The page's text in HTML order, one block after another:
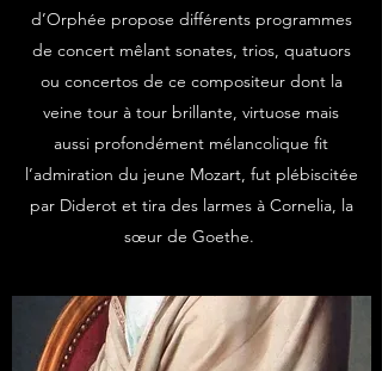
d’Orphée propose différents programmes
de concert mêlant sonates, trios, quatuors
ou concertos de ce compositeur dont la
veine tour à tour brillante, virtuose mais
aussi profondément mélancolique fit
l’admiration du jeune Mozart, fut plébiscitée
par Diderot et tira des larmes à Cornelia, la
sœur de Goethe.